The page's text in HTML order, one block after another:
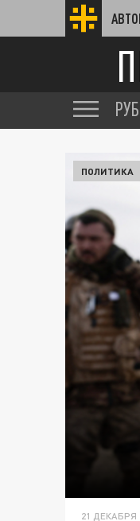
ПОЛИТИКА
21 ДЕКАБРЯ